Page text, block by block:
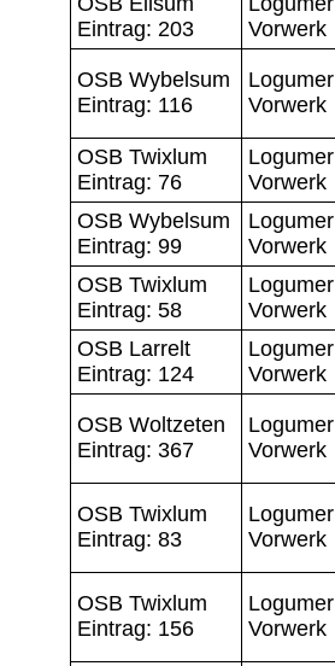
Eintrag: 203
Vorwerk
OSB Wybelsum
Eintrag: 116
Logumer
Vorwerk
OSB Twixlum
Eintrag: 76
Logumer
Vorwerk
OSB Wybelsum
Eintrag: 99
Logumer
Vorwerk
OSB Twixlum
Eintrag: 58
Logumer
Vorwerk
OSB Larrelt
Eintrag: 124
Logumer
Vorwerk
OSB Woltzeten
Eintrag: 367
Logumer
Vorwerk
OSB Twixlum
Eintrag: 83
Logumer
Vorwerk
OSB Twixlum
Eintrag: 156
Logumer
Vorwerk